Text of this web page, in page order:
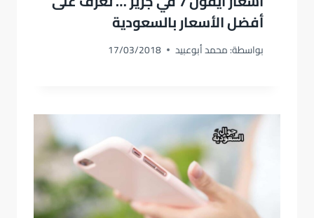
أفضل الأسعار بالسعودية
بواسطة:محمد أبوعبيد 17/03/2018